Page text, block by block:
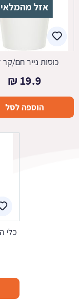
אזל מהמלאי
כוסות נייר חם/קר
19.9
₪
הוספה לסל
כלי